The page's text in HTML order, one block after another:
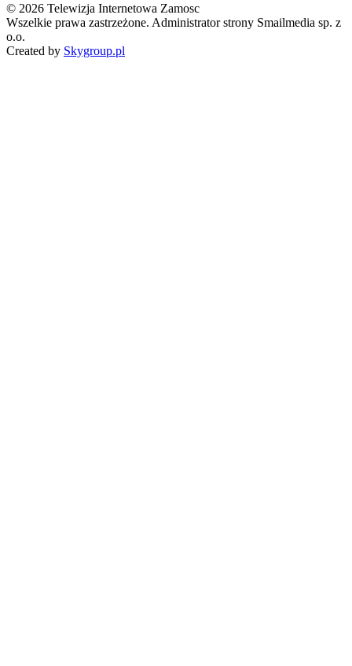
© 2026 Telewizja Internetowa Zamosc
Wszelkie prawa zastrzeżone. Administrator strony Smailmedia sp. z
o.o.
Created by Skygroup.pl